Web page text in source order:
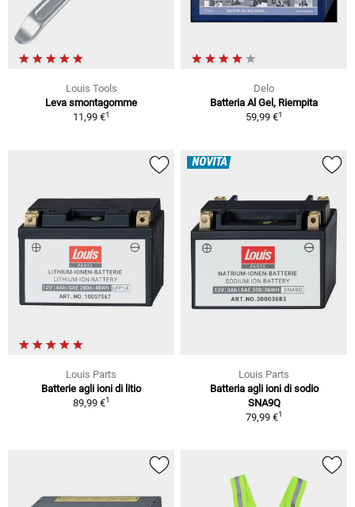
Louis Tools
Leva smontagomme
11,99 €1
Delo
Batteria Al Gel, Riempita
59,99 €1
Louis Parts
Batterie agli ioni di litio
89,99 €1
NOVITÀ
Louis Parts
Batteria agli ioni di sodio
SNA9Q
79,99 €1